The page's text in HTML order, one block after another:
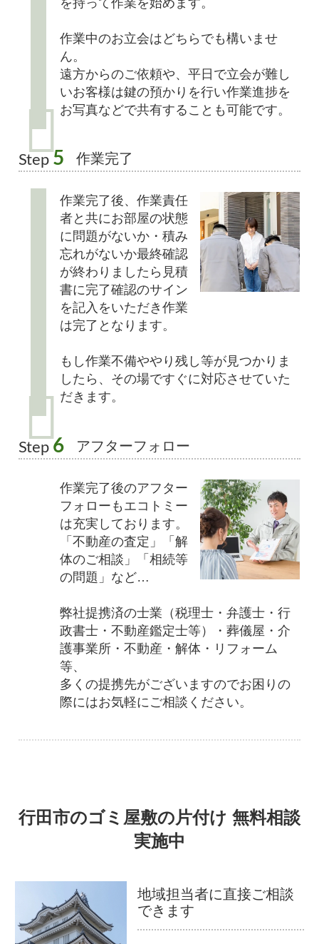
を持って作業を始めます。
作業中のお立会はどちらでも構いませ
ん。
遠方からのご依頼や、平日で立会が難し
いお客様は鍵の預かりを行い作業進捗を
お写真などで共有することも可能です。
Step 5 作業完了
作業完了後、作業責任
者と共にお部屋の状態
に問題がないか・積み
忘れがないか最終確認
が終わりましたら見積
書に完了確認のサイン
を記入をいただき作業
は完了となります。
もし作業不備ややり残し等が見つかりま
したら、その場ですぐに対応させていた
だきます。
Step 6 アフターフォロー
作業完了後のアフター
フォローもエコトミー
は充実しております。
「不動産の査定」「解
体のご相談」「相続等
の問題」など…
弊社提携済の士業（税理士・弁護士・行
政書士・不動産鑑定士等）・葬儀屋・介
護事業所・不動産・解体・リフォーム
等、
多くの提携先がございますのでお困りの
際にはお気軽にご相談ください。
行田市のゴミ屋敷の片付け 無料相談
実施中
地域担当者に直接ご相談
できます